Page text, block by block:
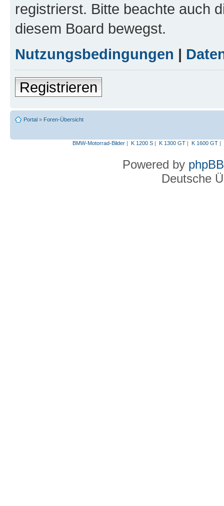
registrierst. Bitte beachte auch
diesem Board bewegst.
Nutzungsbedingungen |
Registrieren
Portal » Foren-Übersicht
BMW-Motorrad-Bilder| K 1200 S| K 1300 GT| K 1600 GT|
Powered by phpBB
Deutsche